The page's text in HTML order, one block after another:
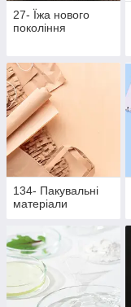
27- Їжа нового
покоління
134- Пакувальні
матеріали